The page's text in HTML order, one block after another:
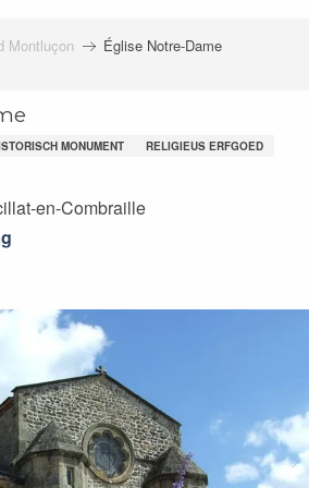
Montluçon Église Notre-Dame
MONUMENT
RELIGIEUS ERFGOED
en-Combraille